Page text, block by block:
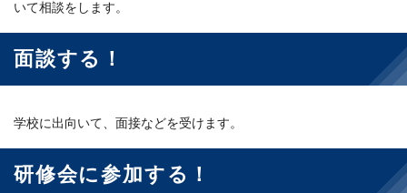
いて相談をします。
面談する！
学校に出向いて、面接などを受けます。
研修会に参加する！